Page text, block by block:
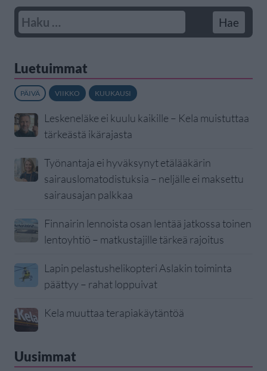
Luetuimmat
PÄIVÄ VIIKKO KUUKAUSI
Leskeneläke ei kuulu kaikille – Kela muistuttaa
tärkeästä ikärajasta
Työnantaja ei hyväksynyt etälääkärin
sairauslomatodistuksia – neljälle ei maksettu
sairausajan palkkaa
Finnairin lennoista osan lentää jatkossa toinen
lentoyhtiö – matkustajille tärkeä rajoitus
Lapin pelastushelikopteri Aslakin toiminta
päättyy – rahat loppuivat
Kela muuttaa terapiakäytäntöä
Uusimmat